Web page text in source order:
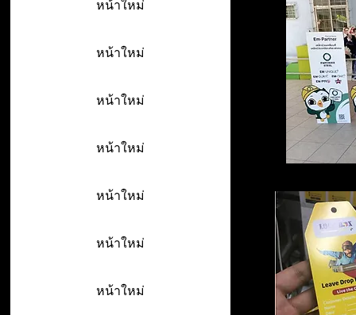
หน้าใหม่
หน้าใหม่
หน้าใหม่
หน้าใหม่
หน้าใหม่
หน้าใหม่
หน้าใหม่